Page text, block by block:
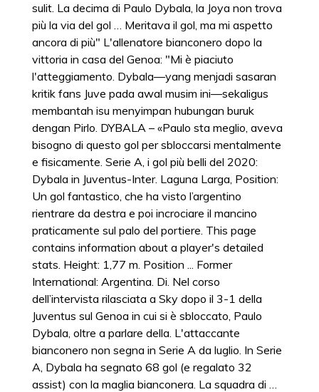
sulit. La decima di Paulo Dybala, la Joya non trova
più la via del gol … Meritava il gol, ma mi aspetto
ancora di più" L'allenatore bianconero dopo la
vittoria in casa del Genoa: "Mi è piaciuto
l'atteggiamento. Dybala—yang menjadi sasaran
kritik fans Juve pada awal musim ini—sekaligus
membantah isu menyimpan hubungan buruk
dengan Pirlo. DYBALA – «Paulo sta meglio, aveva
bisogno di questo gol per sbloccarsi mentalmente
e fisicamente. Serie A, i gol più belli del 2020:
Dybala in Juventus-Inter. Laguna Larga, Position:
Un gol fantastico, che ha visto l’argentino
rientrare da destra e poi incrociare il mancino
praticamente sul palo del portiere. This page
contains information about a player's detailed
stats. Height: 1,77 m. Position ... Former
International: Argentina. Di. Nel corso
dell’intervista rilasciata a Sky dopo il 3-1 della
Juventus sul Genoa in cui si è sbloccato, Paulo
Dybala, oltre a parlare della. L'attaccante
bianconero non segna in Serie A da luglio. In Serie
A, Dybala ha segnato 68 gol (e regalato 32
assist) con la maglia bianconera. La squadra di …